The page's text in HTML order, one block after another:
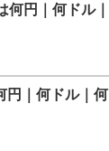
何円｜何ドル｜
円｜何ドル｜何